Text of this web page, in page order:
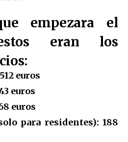
empezara el
eran los
euros
euros
euros
para residentes): 188